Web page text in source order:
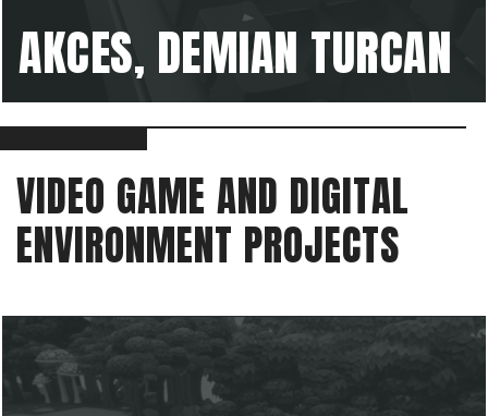
AKCES, DEMIAN TURCAN
VIDEO GAME AND DIGITAL
ENVIRONMENT PROJECTS